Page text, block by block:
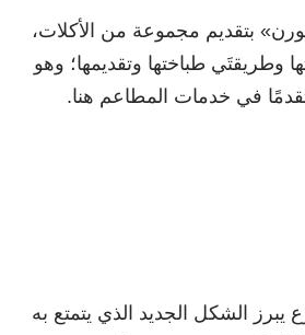
بتقديم مجموعة من الأكلات،
وطريقتَي طباختها وتقديمها؛ وهو
في خدمات المطاعم هنا.
يبرز الشكل الجديد الذي يتمتع به